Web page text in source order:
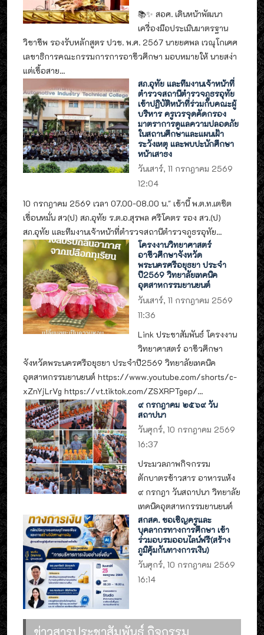
📚✨ สอศ. เดินหน้าพัฒนา
เครื่องมือประเมินมาตรฐาน
วิชาชีพ รองรับหลักสูตร ปวช. พ.ศ. 2567 นายยศพล เวณุโกเศศ
เลขาธิการคณะกรรมการการอาชีวศึกษา มอบหมายให้ นายสง่า
แต่เชื้อสาย...
สภ.อุทัย และทีมงานเจ้าหน้าที่
ตำรวจสถานีตำรวจภูธรอุทัย
เข้าปฏิบัติหน้าที่ร่วมกับคณะผู้
บริหาร ครูเวรจุดคัดกรอง
มาตราการดูแลความปลอดภัย
ในสถานศึกษาและแผนเฝ้า
ระวังเหตุ และพบปะนักศึกษา
หน้าเสาธง
วันเสาร์, 11 กรกฎาคม 2569
12:04
10 กรกฎาคม 2569 เวลา 07.00-08.00 น." เช้านี้ พ.ต.ท.เตชิต
เขื่อนหมั่น สว(ป) สภ.อุทัย ร.ต.อ.สุรพล ศรีโคตร รอง สว.(ป)
สภ.อุทัย และทีมงานเจ้าหน้าที่ตำรวจสถานีตำรวจภูธรอุทัย...
โครงงานวิทยาศาสตร์
อาชีวศึกษาจังหวัด
พระนครศรีอยุธยา ประจำ
ปี2569 วิทยาลัยเทคนิค
อุตสาหกรรมยานยนต์
วันเสาร์, 11 กรกฎาคม 2569
11:36
Link ประชาสัมพันธ์ โครงงาน
วิทยาศาสตร์ อาชีวศึกษา
จังหวัดพระนครศรีอยุธยา ประจำปี2569 วิทยาลัยเทคนิค
อุตสาหกรรมยานยนต์ https://www.youtube.com/shorts/c-
xZnYjLrVg https://vt.tiktok.com/ZSXRPTgep/...
๙ กรกฎาคม ๒๕๖๙ วัน
สถาปนา
วันศุกร์, 10 กรกฎาคม 2569
16:37
ประมวลภาพกิจกรรม
ตักบาตรข้าวสาร อาหารแห้ง
๙ กรกฎา วันสถาปนา วิทยาลัย
เทคนิคอุตสาหกรรมยานยนต์
สกสค. ขอเชิญครูและ
บุคลากรทางการศึกษา เข้า
ร่วมอบรมออนไลน์ฟรี(สร้าง
ภูมิคุ้มกันทางการเงิน)
วันศุกร์, 10 กรกฎาคม 2569
16:14
ข่าวสารประชาสัมพันธ์ กิจกรรม